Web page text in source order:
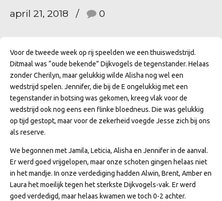
april 21, 2018 0
Voor de tweede week op rij speelden we een thuiswedstrijd.
Ditmaal was “oude bekende” Dijkvogels de tegenstander. Helaas
zonder Cherilyn, maar gelukkig wilde Alisha nog wel een
wedstrijd spelen. Jennifer, die bij de E ongelukkig met een
tegenstander in botsing was gekomen, kreeg vlak voor de
wedstrijd ook nog eens een flinke bloedneus. Die was gelukkig
op tijd gestopt, maar voor de zekerheid voegde Jesse zich bij ons
als reserve.
We begonnen met Jamila, Leticia, Alisha en Jennifer in de aanval.
Er werd goed vrijgelopen, maar onze schoten gingen helaas niet
in het mandje. In onze verdediging hadden Alwin, Brent, Amber en
Laura het moeilijk tegen het sterkste Dijkvogels-vak. Er werd
goed verdedigd, maar helaas kwamen we toch 0-2 achter.